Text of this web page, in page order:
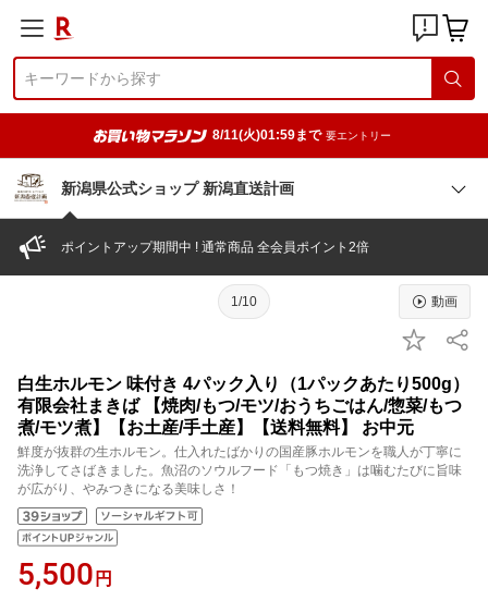
8/11(火)01:59まで 要エントリー
新潟県公式ショップ 新潟直送計画
ポイントアップ期間中 ! 通常商品 全会員ポイント2倍
1/10 動画
白生ホルモン 味付き 4パック入り（1パックあたり500g）
有限会社まきば 【焼肉/もつ/モツ/おうちごはん/惣菜/もつ
煮/モツ煮】【お土産/手土産】【送料無料】 お中元
鮮度が抜群の生ホルモン。仕入れたばかりの国産豚ホルモンを職人が丁寧に
洗浄してさばきました。魚沼のソウルフード「もつ焼き」は噛むたびに旨味
が広がり、やみつきになる美味しさ！
5,500 円